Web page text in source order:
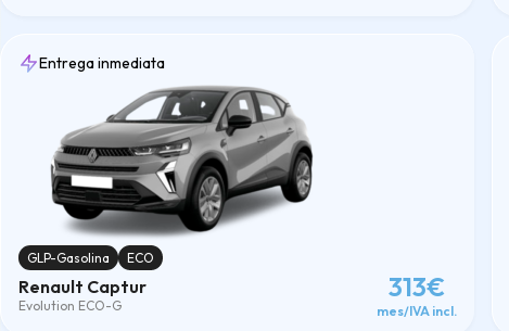
Entrega inmediata
GLP-Gasolina ECO
Renault Captur
Evolution ECO-G
313€
mes/IVA incl.